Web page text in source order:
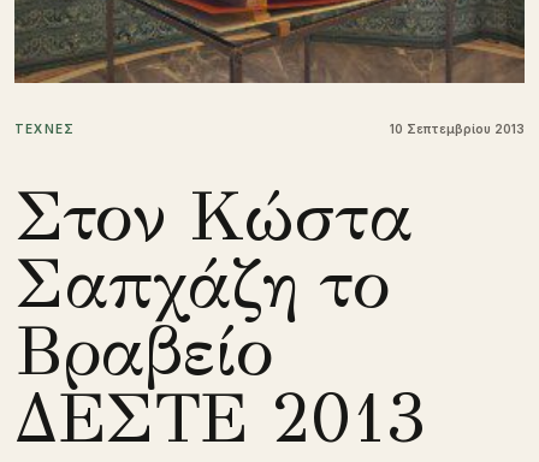
ΤΕΧΝΕΣ 10 Σεπτεμβρίου 2013
Στον Κώστα
Σαπχάζη το
Βραβείο
ΔΕΣΤΕ 2013